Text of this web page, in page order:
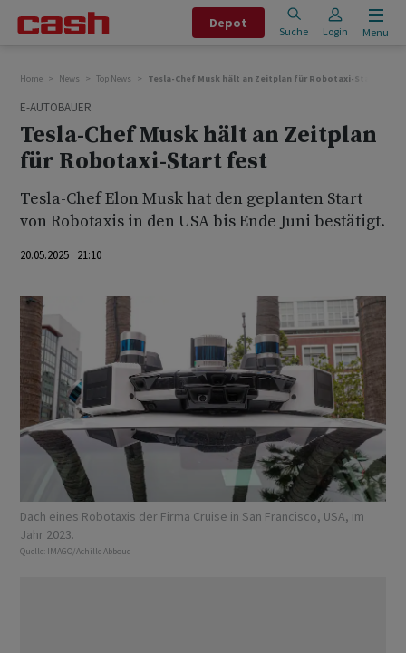
Depot
Suche Login Menu
Home News Top News Tesla-Chef Musk hält an Zeitplan für Robotaxi-Start fest
E-AUTOBAUER
Tesla-Chef Musk hält an Zeitplan
für Robotaxi-Start fest
Tesla-Chef Elon Musk hat den geplanten Start
von Robotaxis in den USA bis Ende Juni bestätigt.
20.05.2025 21:10
Dach eines Robotaxis der Firma Cruise in San Francisco, USA, im
Jahr 2023.
Quelle: IMAGO/Achille Abboud